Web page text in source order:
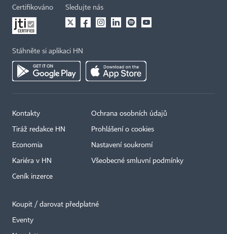
Certifikováno Sledujte nás
Stáhněte si aplikaci HN
Kontakty
Tiráž redakce HN
Economia
Kariéra v HN
Ceník inzerce
Ochrana osobních údajů
Prohlášení o cookies
Nastavení soukromí
Všeobecné smluvní podmínky
Koupit / darovat předplatné
Eventy